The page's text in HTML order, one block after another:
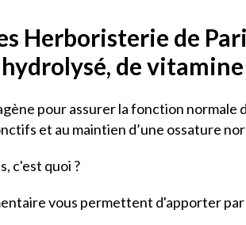
Herboristerie de
de
pour assurer la fonction normale
et au maintien d’une ossature
c'est quoi ?
vous permettent d'apporter par